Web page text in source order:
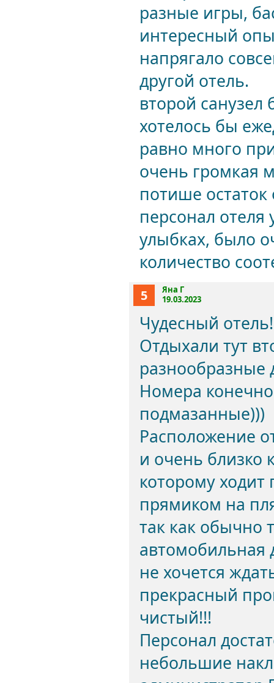
разные игры,
интересный
напрягало
другой отель.
второй
хотелось бы
равно много
очень громкая
потише остаток
персонал отеля
улыбках, было
количество
5
Яна Г
19.03.2023
Чудесный отель!
Отдыхали тут
разнообразные
Номера
подмазанные)))
Расположение
и очень близко
которому
прямиком на
так как обычно
автомобильная
не хочется
прекрасный
чистый!!!
Персонал
небольшие